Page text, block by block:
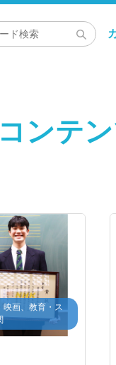
ンテ
映画、教育・ス